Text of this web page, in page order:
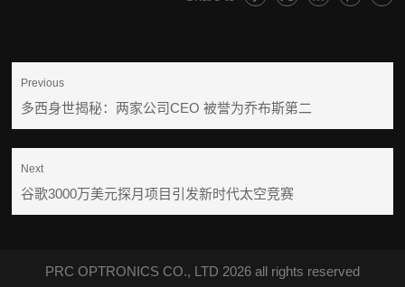
Previous
多西身世揭秘：两家公司CEO 被誉为乔布斯第二
Next
谷歌3000万美元探月项目引发新时代太空竞赛
PRC OPTRONICS CO., LTD 2026 all rights reserved